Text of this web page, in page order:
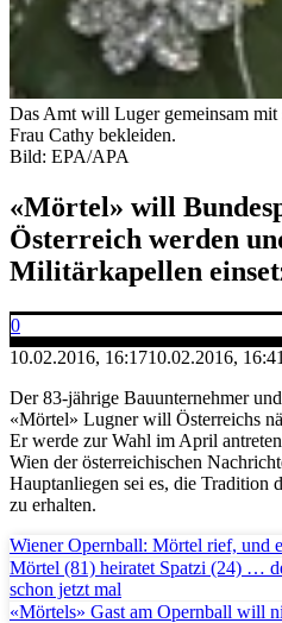
Das Amt will Luger gemeinsam mit
Frau Cathy bekleiden.
Bild: EPA/APA
«Mörtel» will
Österreich werden
Militärkapellen
0
10.02.2016, 16:1710.02.2016, 16:41
Der 83-jährige Bauunternehmer
«Mörtel» Lugner will Österreichs
Er werde zur Wahl im April
Wien der österreichischen
Hauptanliegen sei es, die Tradition
zu erhalten.
Wiener Opernball: Mörtel rief, und
Mörtel (81) heiratet Spatzi (24) …
schon jetzt mal
«Mörtels» Gast am Opernball will